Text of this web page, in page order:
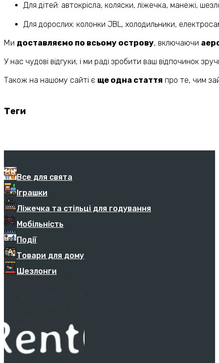
Для дітей: автокрісла, коляски, ліжечка, манежі,
Для дорослих: колонки JBL, холодильники,
Ми доставляємо по всьому острову, включаючи
У нас чудові відгуки, і ми раді зробити ваш відпочинок
Також на нашому сайті є ще одна стаття про те, чим
Теги
Все для свята
Іграшки
Ліжечка та стільці для годування
Мобільність
Події
Товари для дому
Шезлонги